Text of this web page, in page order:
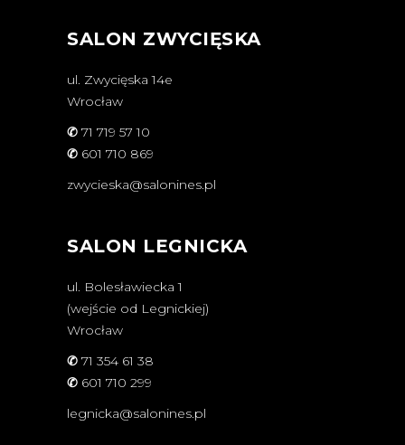
SALON ZWYCIĘSKA
ul. Zwycięska 14e
Wrocław
✆ 71 719 57 10
✆ 601 710 869
zwycieska@salonines.pl
SALON LEGNICKA
ul. Bolesławiecka 1
(wejście od Legnickiej)
Wrocław
✆ 71 354 61 38
✆ 601 710 299
legnicka@salonines.pl